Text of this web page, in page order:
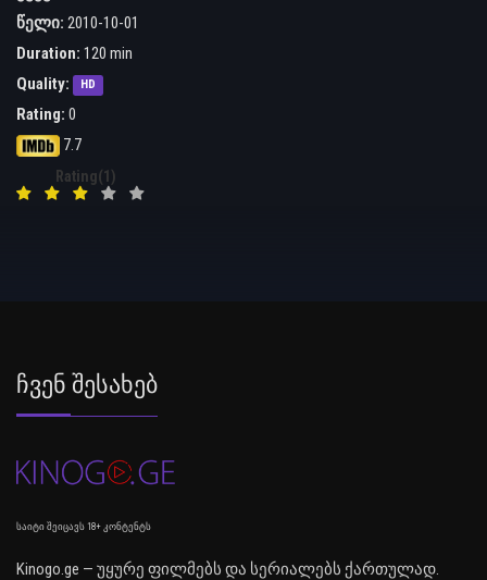
წელი: 2010-10-01
Duration: 120 min
Quality:
HD
Rating: 0
7.7
Rating(1)
Ჩვენ Შესახებ
საიტი შეიცავს 18+ კონტენტს
Kinogo.ge — უყურე ფილმებს და სერიალებს ქართულად.